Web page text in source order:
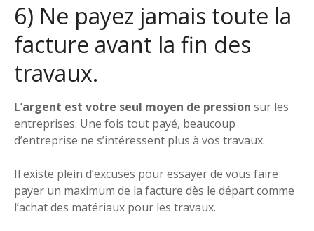
6) Ne payez jamais toute la
facture avant la fin des
travaux.
L’argent est votre seul moyen de pression sur les
entreprises. Une fois tout payé, beaucoup
d’entreprise ne s’intéressent plus à vos travaux.
Il existe plein d’excuses pour essayer de vous faire
payer un maximum de la facture dès le départ comme
l’achat des matériaux pour les travaux.